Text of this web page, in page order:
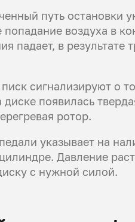
путь остановки
воздуха в
падает, в результате
сигнализируют о
появилась
ротор.
указывает на
Давление
с нужной силой.